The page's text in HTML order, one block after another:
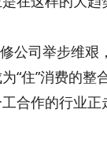
公司举步维艰
“住”消费的整
合作的行业正